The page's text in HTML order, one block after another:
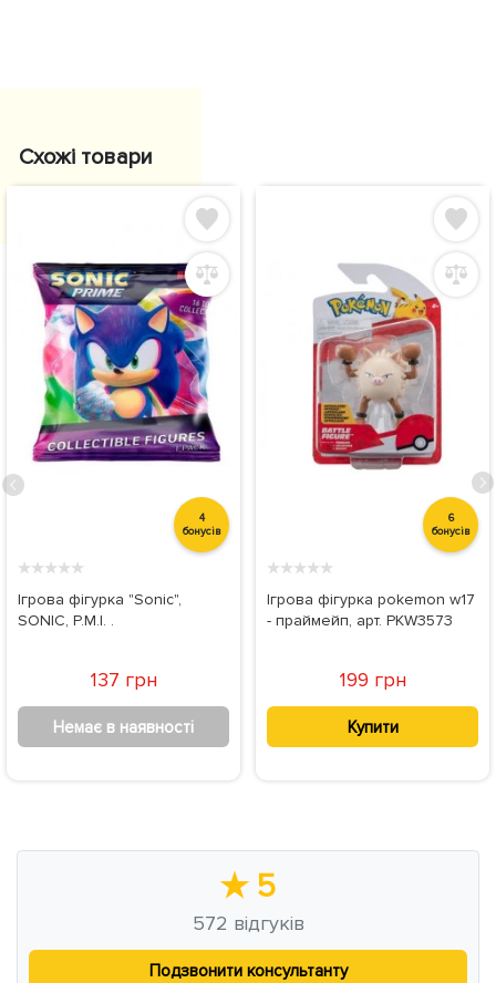
Схожі товари
4
бонусів
★★★★★
Ігрова фігурка "Sonic",
SONIC, P.M.I. .
137 грн
Немає в наявності
6
бонусів
★★★★★
Ігрова фігурка pokemon w17
- праймейп, арт. PKW3573
199 грн
Купити
★ 5
572 відгуків
Подзвонити консультанту